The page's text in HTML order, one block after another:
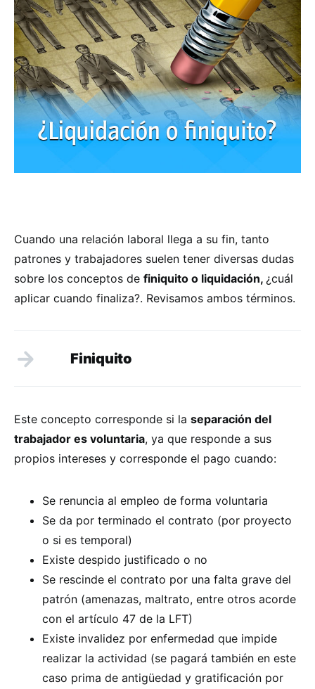
Cuando una relación laboral llega a su fin, tanto
patrones y trabajadores suelen tener diversas dudas
sobre los conceptos de finiquito o liquidación, ¿cuál
aplicar cuando finaliza?. Revisamos ambos términos.
Finiquito
Este concepto corresponde si la separación del
trabajador es voluntaria, ya que responde a sus
propios intereses y corresponde el pago cuando:
Se renuncia al empleo de forma voluntaria
Se da por terminado el contrato (por proyecto
o si es temporal)
Existe despido justificado o no
Se rescinde el contrato por una falta grave del
patrón (amenazas, maltrato, entre otros acorde
con el artículo 47 de la LFT)
Existe invalidez por enfermedad que impide
realizar la actividad (se pagará también en este
caso prima de antigüedad y gratificación por